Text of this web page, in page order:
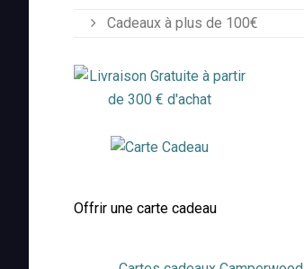
Cadeaux à plus de 100€
Offrir une carte cadeau